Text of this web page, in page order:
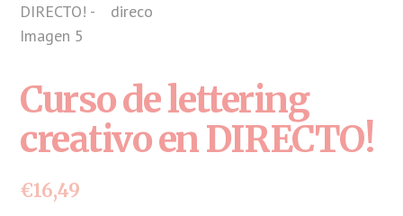
Curso de lettering
creativo en DIRECTO!
€16,49